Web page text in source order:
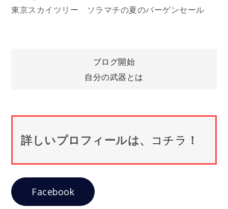
東京スカイツリー ソラマチの夏のバーゲンセール
ナ
ビ
ゲ
ブログ開始
自分の武器とは
詳しいプロフィールは、 コチラ ！
Facebook